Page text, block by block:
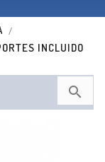
INCLUIDO
